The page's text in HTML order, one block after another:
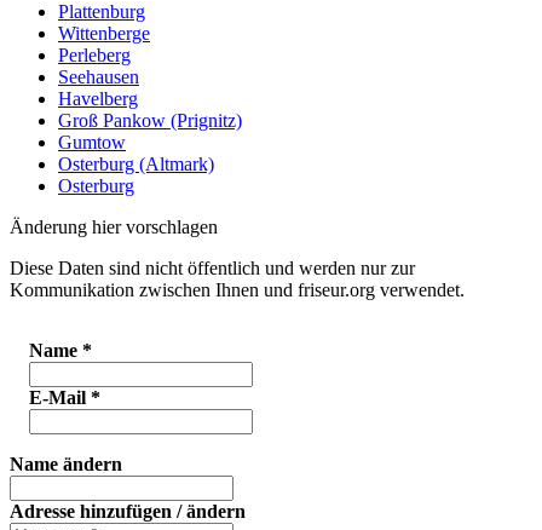
Plattenburg
Wittenberge
Perleberg
Seehausen
Havelberg
Groß Pankow (Prignitz)
Gumtow
Osterburg (Altmark)
Osterburg
Änderung hier vorschlagen
Diese Daten sind nicht öffentlich und werden nur zur
Kommunikation zwischen Ihnen und friseur.org verwendet.
Name *
E-Mail *
Name ändern
Adresse hinzufügen / ändern